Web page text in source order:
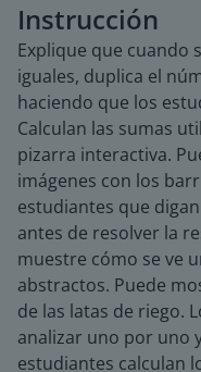
Instrucción
Explique que cuando
iguales, duplica el
haciendo que los
Calculan las sumas
pizarra interactiva.
imágenes con los
estudiantes que
antes de resolver la
muestre cómo se ve
abstractos. Puede
de las latas de riego.
analizar uno por uno
estudiantes calculan